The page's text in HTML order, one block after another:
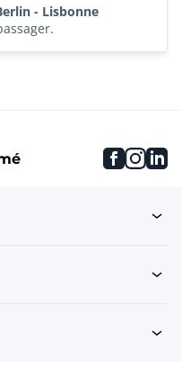
- Lisbonne